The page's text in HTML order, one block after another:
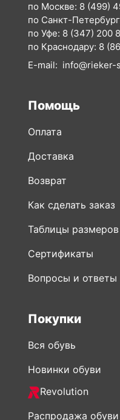
по Москве: 8 (499)
по Санкт-
по Уфе: 8 (347) 200
по Краснодару: 8
E-mail: info@rieker-
Помощь
Оплата
Доставка
Возврат
Как сделать заказ
Таблицы
Сертификаты
Вопросы и ответы
Покупки
Вся обувь
Новинки обуви
Revolution
Распродажа обуви